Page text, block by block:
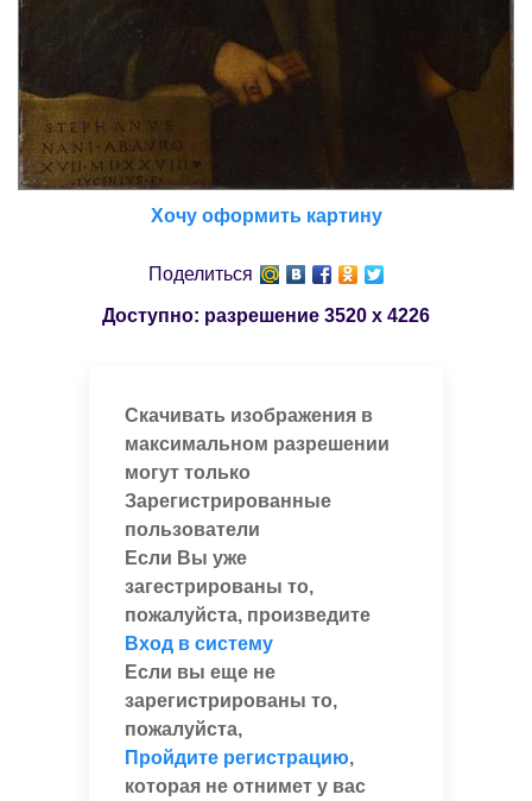
Хочу оформить картину
Поделиться
Доступно: разрешение 3520 x 4226
Скачивать изображения в
максимальном разрешении
могут только
Зарегистрированные
пользователи
Если Вы уже
загестрированы то,
пожалуйста, произведите
Вход в систему
Если вы еще не
зарегистрированы то,
пожалуйста,
Пройдите регистрацию,
которая не отнимет у вас